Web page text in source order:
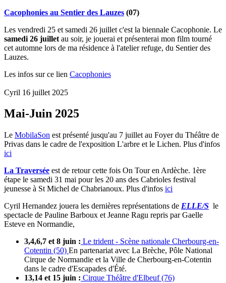
Cacophonies au Sentier des Lauzes (07)
Les vendredi 25 et samedi 26 juillet c'est la biennale Cacophonie. Le
samedi 26 juillet au soir, je jouerai et présenterai mon film tourné
cet automne lors de ma résidence à l'atelier refuge, du Sentier des
Lauzes.
Les infos sur ce lien Cacophonies
Cyril 16 juillet 2025
Mai-Juin 2025
Le MobilaSon est présenté jusqu'au 7 juillet au Foyer du Théâtre de
Privas dans le cadre de l'exposition L'arbre et le Lichen. Plus d'infos
ici
La Traversée est de retour cette fois On Tour en Ardèche. 1ère
étape le samedi 31 mai pour les 20 ans des Cabrioles festival
jeunesse à St Michel de Chabrianoux. Plus d'infos ici
Cyril Hernandez jouera les dernières représentations de ELLE/S le
spectacle de Pauline Barboux et Jeanne Ragu repris par Gaelle
Esteve en Normandie,
3,4,6,7 et 8 juin : Le trident - Scène nationale Cherbourg-en-
Cotentin (50) En partenariat avec La Brèche, Pôle National
Cirque de Normandie et la Ville de Cherbourg-en-Cotentin
dans le cadre d'Escapades d'Été.
13,14 et 15 juin : Cirque Théâtre d'Elbeuf (76)